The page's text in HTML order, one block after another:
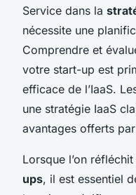
Service dans la
nécessite une
Comprendre et
votre start-up est
efficace de l’IaaS.
une stratégie IaaS
avantages offerts
Lorsque l’on réfléchit
ups, il est essentiel